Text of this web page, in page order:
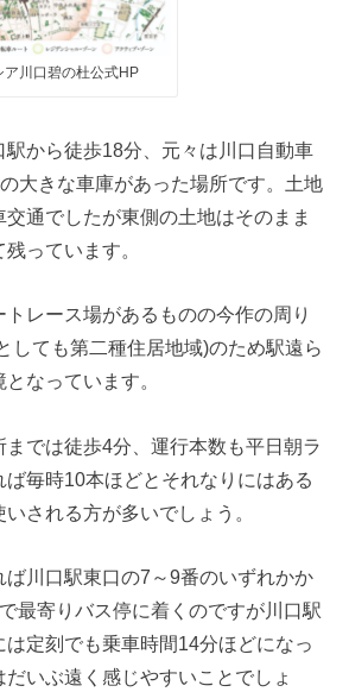
川口碧の杜公式HP
駅から徒歩18分、元々は川口自動車
大きな車庫があった場所です。土地
通でしたが東側の土地はそのまま
っています。
レース場があるものの今作の周り
しても第二種住居地域)のため駅遠ら
なっています。
では徒歩4分、運行本数も平日朝ラ
ば毎時10本ほどとそれなりにはある
される方が多いでしょう。
ば川口駅東口の7～9番のいずれかか
最寄りバス停に着くのですが川口駅
定刻でも乗車時間14分ほどになっ
いぶ遠く感じやすいことでしょ